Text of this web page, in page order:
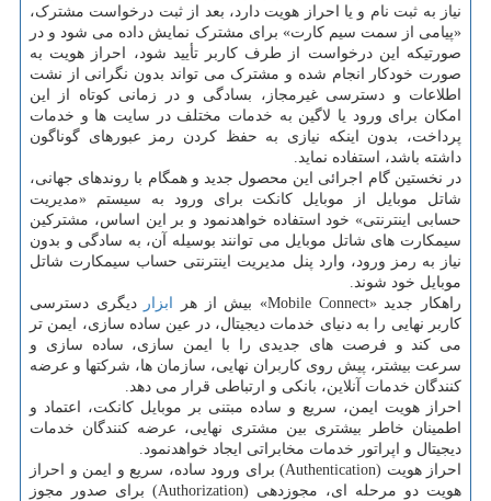
نیاز به ثبت نام و یا احراز هویت دارد، بعد از ثبت درخواست مشترک،
«پیامی از سمت سیم کارت» برای مشترک نمایش داده می شود و در
صورتیکه این درخواست از طرف کاربر تأیید شود، احراز هویت به
صورت خودکار انجام شده و مشترک می تواند بدون نگرانی از نشت
اطلاعات و دسترسی غیرمجاز، بسادگی و در زمانی کوتاه از این
امکان برای ورود یا لاگین به خدمات مختلف در سایت ها و خدمات
پرداخت، بدون اینکه نیازی به حفظ کردن رمز عبورهای گوناگون
داشته باشد، استفاده نماید.
در نخستین گام اجرائی این محصول جدید و همگام با روندهای جهانی،
شاتل موبایل از موبایل کانکت برای ورود به سیستم «مدیریت
حسابی اینترنتی» خود استفاده خواهدنمود و بر این اساس، مشترکین
سیمکارت های شاتل موبایل می توانند بوسیله آن، به سادگی و بدون
نیاز به رمز ورود، وارد پنل مدیریت اینترنتی حساب سیمکارت شاتل
موبایل خود شوند.
راهکار جدید «Mobile Connect» بیش از هر
ابزار
دیگری دسترسی
کاربر نهایی را به دنیای خدمات دیجیتال، در عین ساده سازی، ایمن تر
می کند و فرصت های جدیدی را با ایمن سازی، ساده سازی و
سرعت بیشتر، پیش روی کاربران نهایی، سازمان ها، شرکتها و عرضه
کنندگان خدمات آنلاین، بانکی و ارتباطی قرار می دهد.
احراز هویت ایمن، سریع و ساده مبتنی بر موبایل کانکت، اعتماد و
اطمینان خاطر بیشتری بین مشتری نهایی، عرضه کنندگان خدمات
دیجیتال و اپراتور خدمات مخابراتی ایجاد خواهدنمود.
احراز هویت (Authentication) برای ورود ساده، سریع و ایمن و احراز
هویت دو مرحله ای، مجوزدهی (Authorization) برای صدور مجوز